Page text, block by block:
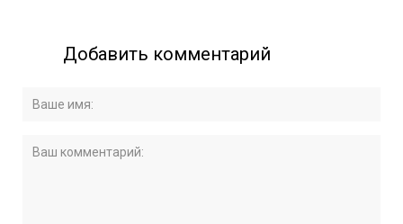
Добавить комментарий